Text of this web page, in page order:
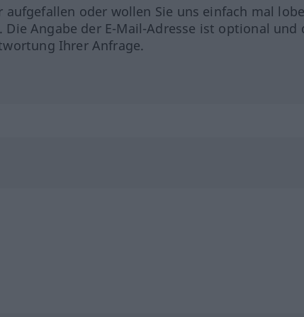
oder wollen Sie uns einfach mal
Die Angabe der E-Mail-Adresse ist optional und
Ihrer Anfrage.